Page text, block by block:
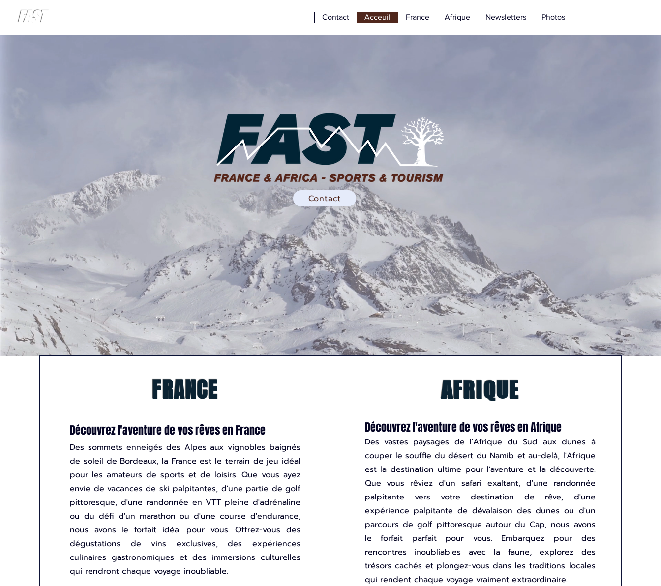
FAST Contact Acceuil France Afrique Newsletters Photos
Contact
FRANCE
Découvrez l'aventure de vos rêves en France
Des sommets enneigés des Alpes aux vignobles baignés
de soleil de Bordeaux, la France est le terrain de jeu idéal
pour les amateurs de sports et de loisirs. Que vous ayez
envie de vacances de ski palpitantes, d'une partie de golf
pittoresque, d'une randonnée en VTT pleine d'adrénaline
ou du défi d'un marathon ou d'une course d'endurance,
nous avons le forfait idéal pour vous. Offrez-vous des
dégustations de vins exclusives, des expériences
culinaires gastronomiques et des immersions culturelles
qui rendront chaque voyage inoubliable.
AFRIQUE
Découvrez l'aventure de vos rêves en Afrique
Des vastes paysages de l'Afrique du Sud aux dunes à
couper le souffle du désert du Namib et au-delà, l'Afrique
est la destination ultime pour l'aventure et la découverte.
Que vous rêviez d'un safari exaltant, d'une randonnée
palpitante vers votre destination de rêve, d'une
expérience palpitante de dévalaison des dunes ou d'un
parcours de golf pittoresque autour du Cap, nous avons
le forfait parfait pour vous. Embarquez pour des
rencontres inoubliables avec la faune, explorez des
trésors cachés et plongez-vous dans les traditions locales
qui rendent chaque voyage vraiment extraordinaire.